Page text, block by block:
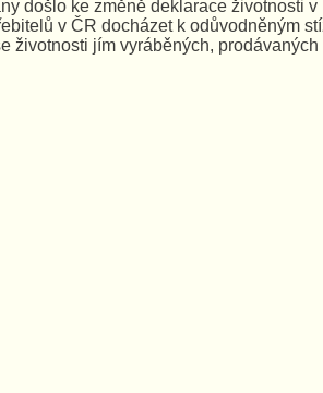
došlo ke změně deklarace životnosti
v ČR docházet k odůvodněným
životnosti jím vyráběných,